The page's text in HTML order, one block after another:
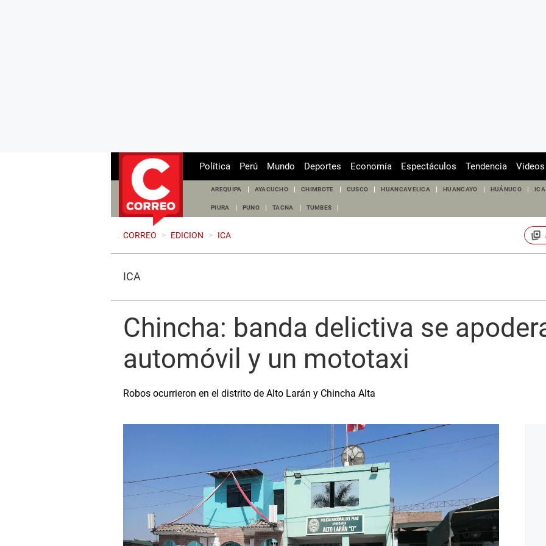
Política Perú Mundo Deportes Economía Espectáculos Tendencia Videos
AREQUIPA AYACUCHO CHIMBOTE CUSCO HUANCAVELICA HUANCAYO HUÁNUCO ICA
PIURA PUNO TACNA TUMBES
CORREO > EDICION > ICA
ICA
Chincha: banda delictiva se
automóvil y un mototaxi
Robos ocurrieron en el distrito de Alto Larán y Chincha Alta